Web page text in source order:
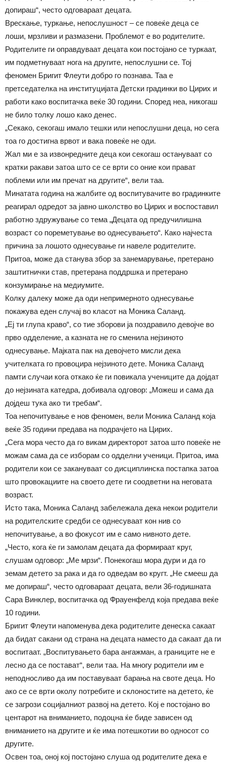
допираш“, често одговараат децата.
Врескање, туркање, непослушност – се повеќе деца се
лоши, мрзливи и размазени. Проблемот е во родителите.
Родителите ги оправдуваат децата кои постојано се туркаат,
им подметнуваат нога на другите, непослушни се. Тој
феномен Бригит Флеути добро го познава. Таа е
претседателка на институцијата Детски градинки во Цирих и
работи како воспитачка веќе 30 години. Според неа, никогаш
не било толку лошо како денес.
„Секако, секогаш имало тешки или непослушни деца, но сега
тоа го достигна врвот и вака повеќе не оди.
Жал ми е за извонредните деца кои секогаш остануваат со
кратки ракави затоа што се се врти со оние кои прават
поблеми или им пречат на другите“, вели таа.
Минатата година на жалбите од воспитувачите во градинките
реагирал одредот за јавно школство во Цирих и воспоставил
работно здружување со тема „Децата од предучилишна
возраст со пореметување во однесувањето“. Како најчеста
причина за лошото однесување ги навеле родителите.
Притоа, може да станува збор за занемарување, претерано
заштитнички став, претерана поддршка и претерано
конзумирање на медиумите.
Колку далеку може да оди непримерното однесување
покажува еден случај во класот на Моника Саланд.
„Еј ти глупа краво“, со тие зборови ја поздравило девојче во
прво одделение, а казната не го сменила нејзиното
однесување. Мајката пак на девојчето мисли дека
учителката го провоцира нејзиното дете. Моника Саланд
памти случаи кога откако ќе ги повикала учениците да дојдат
до нејзината катедра, добивала одговор: „Можеш и сама да
дојдеш тука ако ти требам“.
Тоа непочитување е нов феномен, вели Моника Саланд која
веќе 35 години предава на подрачјето на Цирих.
„Сега мора често да го викам директорот затоа што повеќе не
можам сама да се изборам со одделни ученици. Притоа, има
родители кои се закануваат со дисциплинска постапка затоа
што провокациите на своето дете ги соодветни на неговата
возраст.
Исто така, Моника Саланд забележала дека некои родители
на родителските средби се однесуваат кон нив со
непочитување, а во фокусот им е само нивното дете.
„Често, кога ќе ги замолам децата да формираат круг,
слушам одговор: „Ме мрзи“. Понекогаш мора дури и да го
земам детето за рака и да го одведам во кругт. „Не смееш да
ме допираш“, често одговараат децата, вели 36-годишната
Сара Винклер, воспитачка од Фрауенфелд која предава веќе
10 години.
Бригит Флеути напоменува дека родителите денеска сакаат
да бидат сакани од страна на децата наместо да сакаат да ги
воспитаат. „Воспитувањето бара ангажман, а границите не е
лесно да се постават“, вели таа. На многу родители им е
неподносливо да им поставуваат барања на своте деца. Но
ако се се врти околу потребите и склоностите на детето, ќе
се загрози социјалниот развој на детето. Кој е постојано во
центарот на вниманието, подоцна ќе биде зависен од
вниманието на другите и ќе има потешкотии во односот со
другите.
Освен тоа, оној кој постојано слуша од родителите дека е